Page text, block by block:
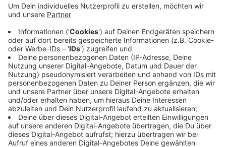
sind wohl die aktuelle Wirtschaftslage und Sorgen
um die Verlässlichkeit der Betreuung durch hohe
Krankenstände beim Personal. Die Stadt hat
deshalb in Absprache mit den Kita-Betreibern
beschlossen, für das kommende Kita-Jahr 57
Plätze weniger beim Land zu melden. Dadurch
spart die Stadt 245.000 Euro. Pläne für neue Kitas
wurden vorerst gestoppt.
Veröffentlicht:Montag, 11.05.2026 11:52
Anzeige